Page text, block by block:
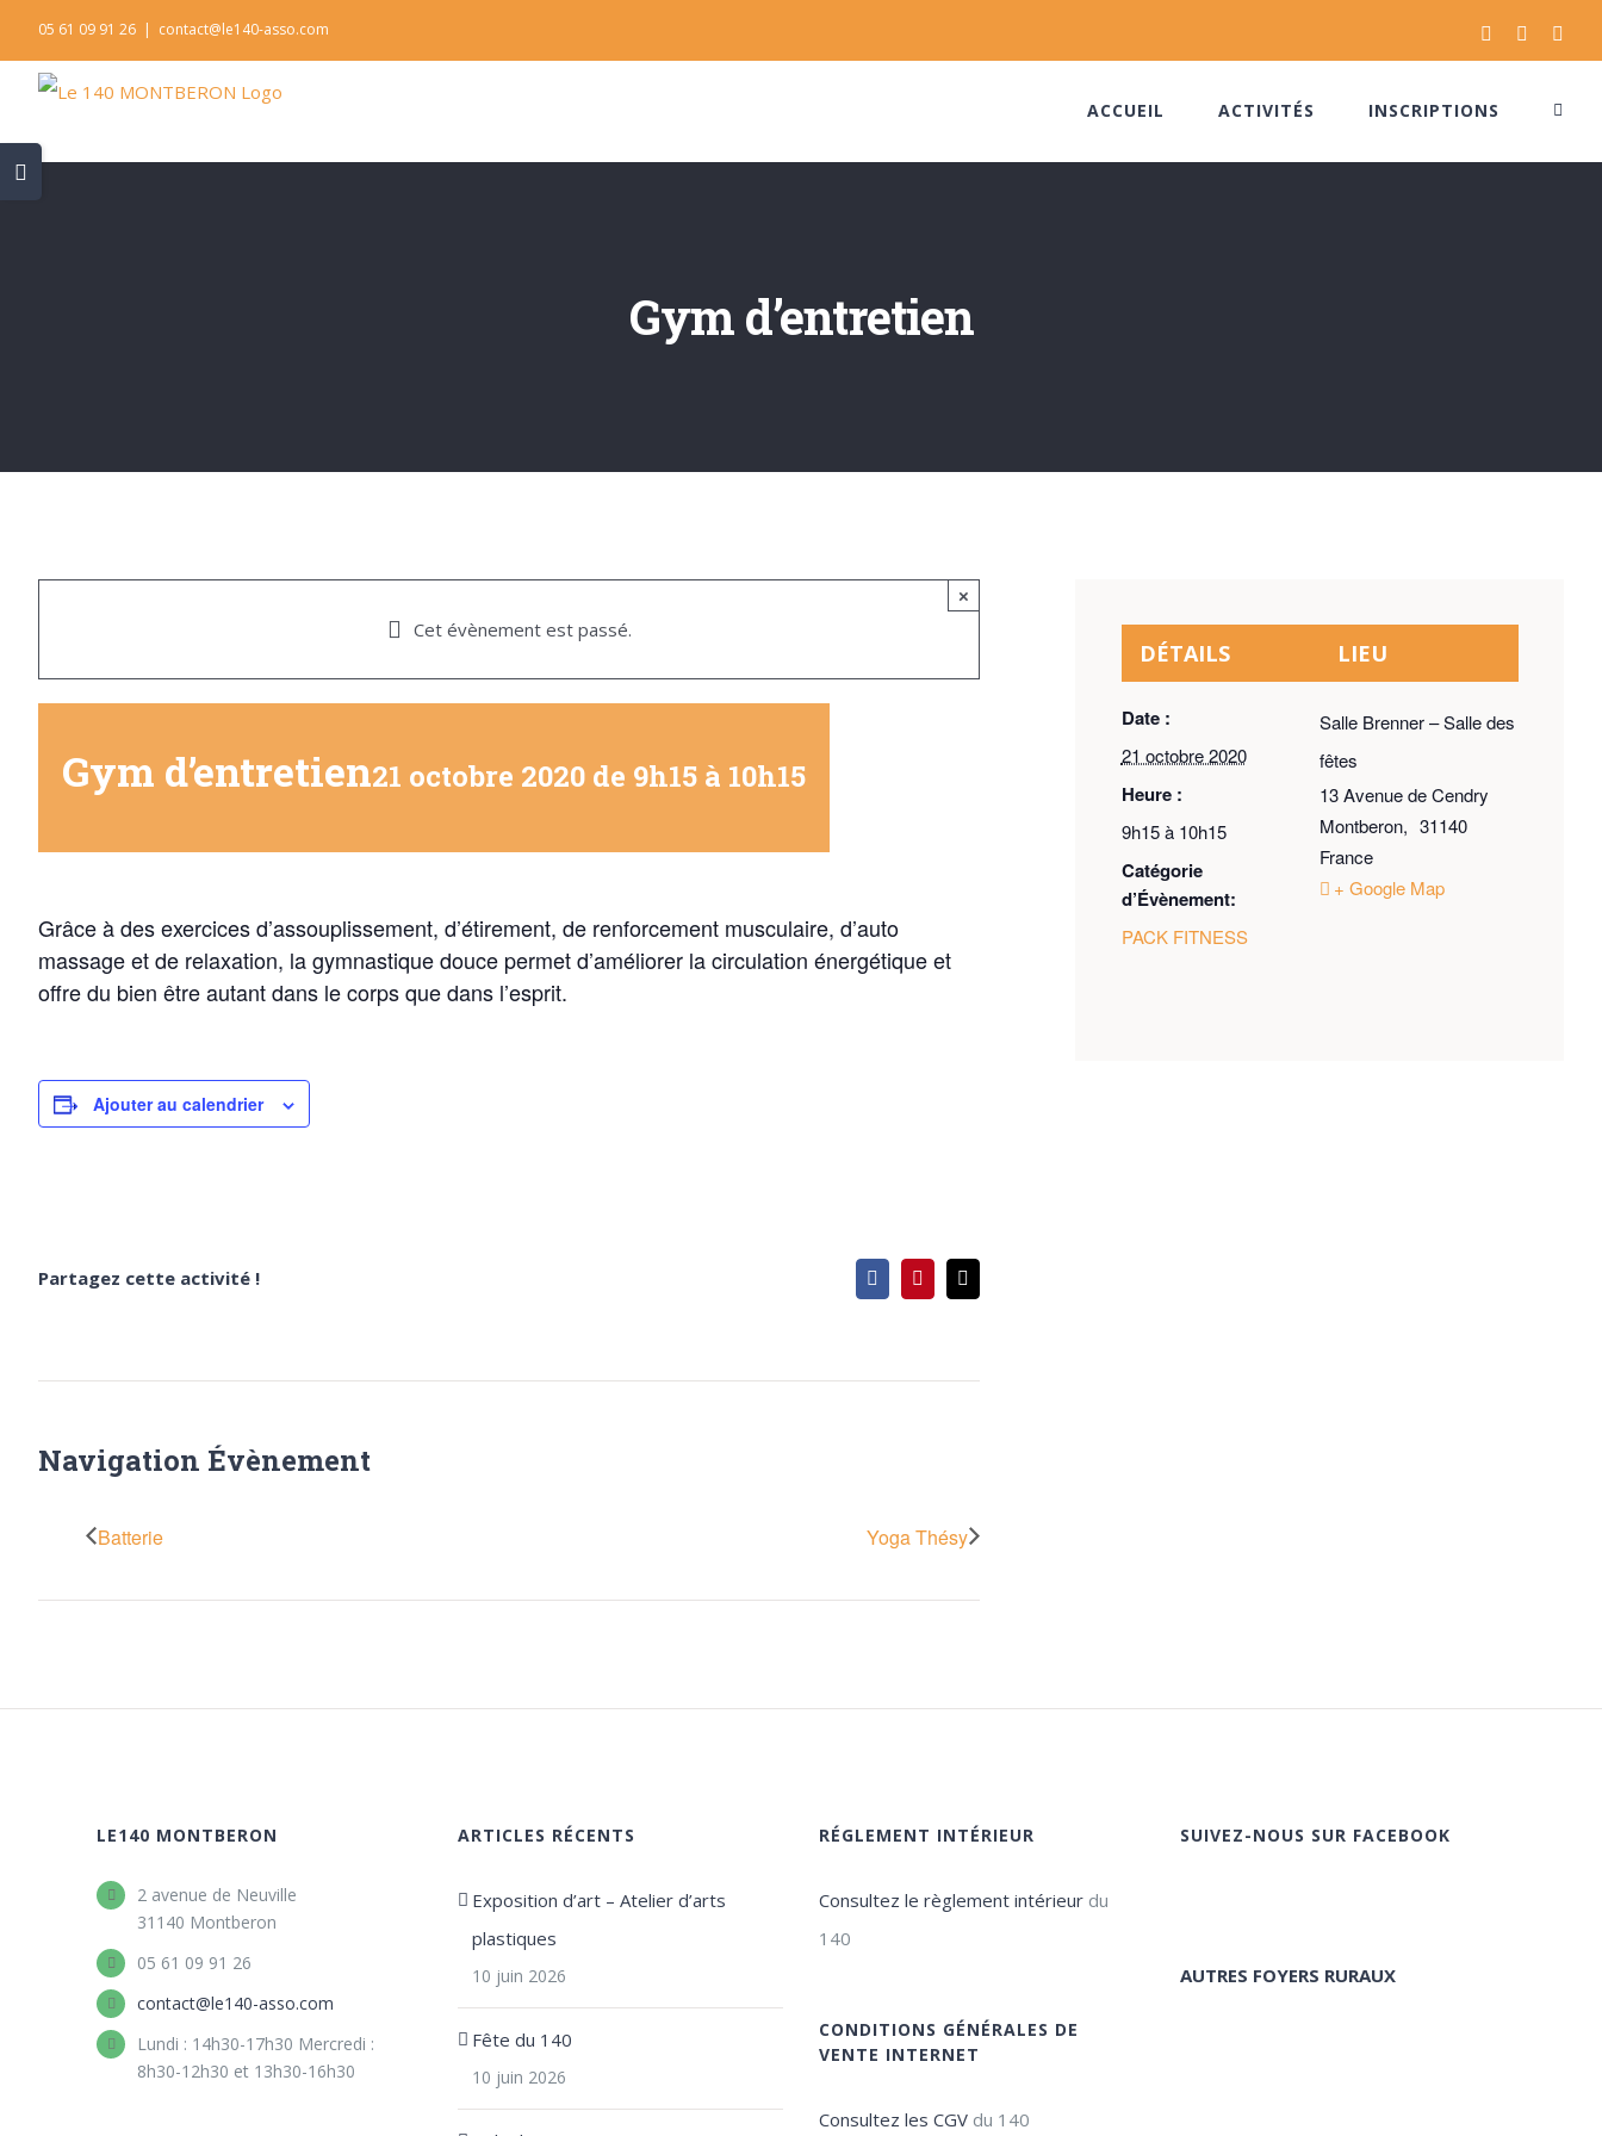
to
content
05 61 09 91 26 | contact@le140-asso.com FacebookInstagram
ACCUEIL ACTIVITÉS INSCRIPTIONS
Gym d’entretien
×
Cet évènement est passé.
Gym d’entretien21 octobre 2020 de 9h15 à 10h15
Grâce à des exercices d’assouplissement, d’étirement, de renforcement musculaire, d’auto
massage et de relaxation, la gymnastique douce permet d’améliorer la circulation énergétique et
offre du bien être autant dans le corps que dans l’esprit.
Ajouter au calendrier
Partagez cette activité ! FacebookPinterest
Navigation Évènement
Batterie Yoga Thésy
DÉTAILS
Date :
21 octobre 2020
Heure :
9h15 à 10h15
Catégorie
d’Évènement:
PACK FITNESS
LIEU
Salle Brenner – Salle des
fêtes
13 Avenue de Cendry
Montberon, 31140
France
+ Google Map
LE140 MONTBERON
2 avenue de Neuville
31140 Montberon
05 61 09 91 26
contact@le140-asso.com
Lundi : 14h30-17h30 Mercredi :
8h30-12h30 et 13h30-16h30
ARTICLES RÉCENTS
Exposition d’art – Atelier d’arts
plastiques
10 juin 2026
Fête du 140
10 juin 2026
RÉGLEMENT INTÉRIEUR
Consultez le règlement intérieurdu
140
CONDITIONS GÉNÉRALES DE
VENTE INTERNET
Consultez les CGVdu 140
SUIVEZ-NOUS SUR FACEBOOK
AUTRES FOYERS RURAUX
Toggle
Sliding